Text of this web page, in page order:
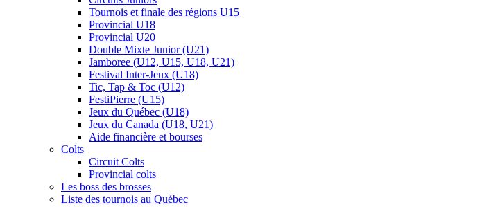
Tournois et finale des régions U15
Provincial U18
Provincial U20
Double Mixte Junior (U21)
Jamboree (U12, U15, U18, U21)
Festival Inter-Jeux (U18)
Tic, Tap & Toc (U12)
FestiPierre (U15)
Jeux du Québec (U18)
Jeux du Canada (U18, U21)
Aide financière et bourses
Colts
Circuit Colts
Provincial colts
Les boss des brosses
Liste des tournois au Québec